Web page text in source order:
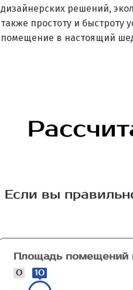
дизайнерских решений,
также простоту и быстроту
помещение в настоящий
Если вы
Площадь помещений
0 10